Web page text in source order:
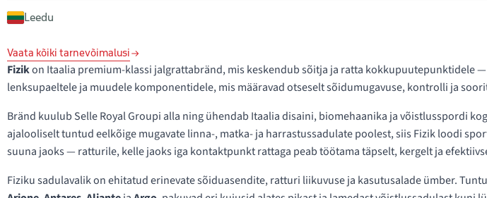
Leedu
Vaata kõiki tarnevõimalusi
Fizikon Itaalia premium-klassi jalgrattabränd, mis keskendub sõitja ja ratta kokkupuutepunktidele
lenksupaeltele ja muudele komponentidele, mis määravad otseselt sõidumugavuse, kontrolli ja
Bränd kuulub Selle Royal Groupi alla ning ühendab Itaalia disaini, biomehaanika ja võistlusspordi
ajalooliselt tuntud eelkõige mugavate linna-, matka- ja harrastussadulate poolest, siis Fizik loodi
suuna jaoks — ratturile, kelle jaoks iga kontaktpunkt rattaga peab töötama täpselt, kergelt ja
Fiziku sadulavalik on ehitatud erinevate sõiduasendite, ratturi liikuvuse ja kasutusalade ümber.